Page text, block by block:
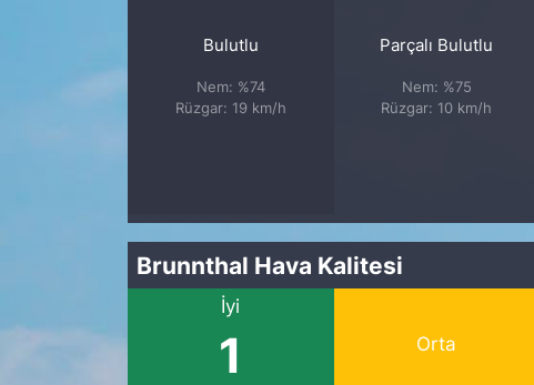
Bulutlu
Nem: %74
Rüzgar: 19 km/h
Parçalı Bulutlu
Nem: %75
Rüzgar: 10 km/h
Brunnthal Hava Kalitesi
İyi
1 Orta